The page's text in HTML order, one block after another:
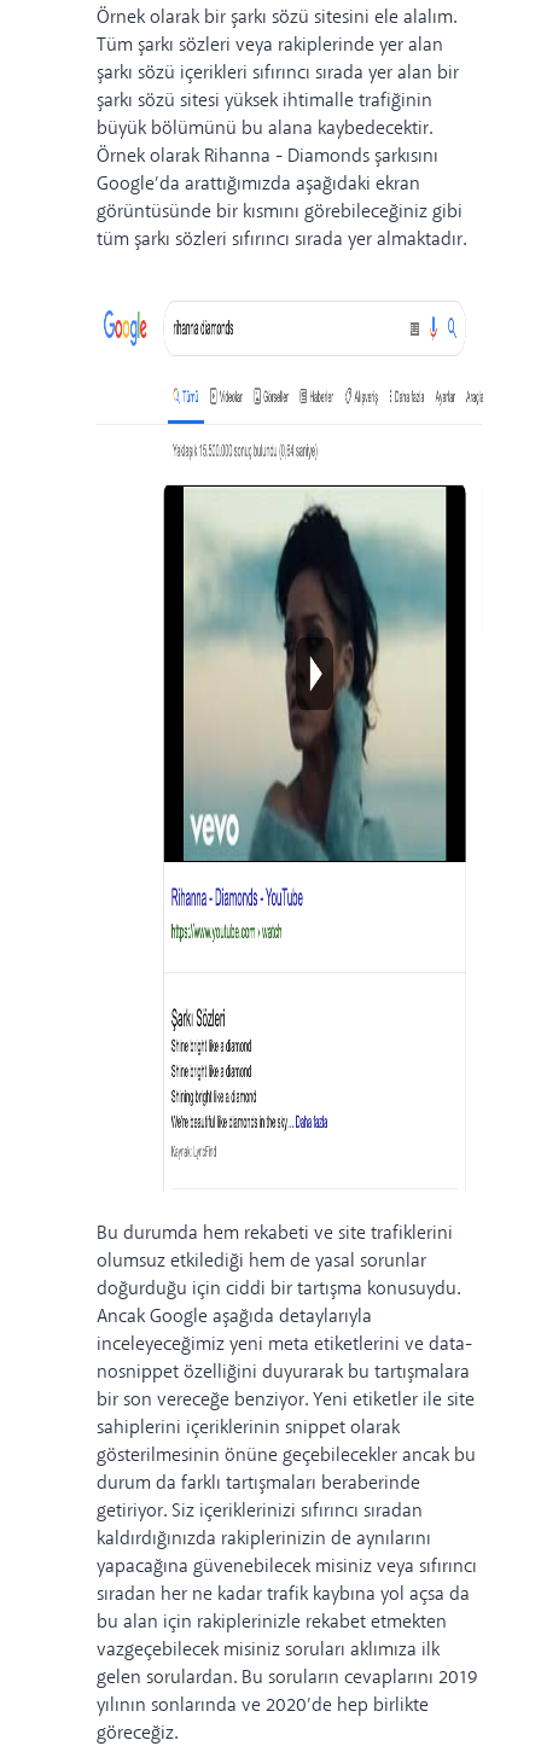
Örnek olarak bir şarkı sözü sitesini ele alalım.
Tüm şarkı sözleri veya rakiplerinde yer alan
şarkı sözü içerikleri sıfırıncı sırada yer alan bir
şarkı sözü sitesi yüksek ihtimalle trafiğinin
büyük bölümünü bu alana kaybedecektir.
Örnek olarak Rihanna - Diamonds şarkısını
Google’da arattığımızda aşağıdaki ekran
görüntüsünde bir kısmını görebileceğiniz gibi
tüm şarkı sözleri sıfırıncı sırada yer almaktadır.
Bu durumda hem rekabeti ve site trafiklerini
olumsuz etkilediği hem de yasal sorunlar
doğurduğu için ciddi bir tartışma konusuydu.
Ancak Google aşağıda detaylarıyla
inceleyeceğimiz yeni meta etiketlerini ve data-
nosnippet özelliğini duyurarak bu tartışmalara
bir son vereceğe benziyor.Yeni etiketler ile site
sahiplerini içeriklerinin snippet olarak
gösterilmesinin önüne geçebilecekler ancak bu
durum da farklı tartışmaları beraberinde
getiriyor.Siz içeriklerinizi sıfırıncı sıradan
kaldırdığınızda rakiplerinizin de aynılarını
yapacağına güvenebilecek misiniz veya sıfırıncı
sıradan her ne kadar trafik kaybına yol açsa da
bu alan için rakiplerinizle rekabet etmekten
vazgeçebilecek misiniz soruları aklımıza ilk
gelen sorulardan. Bu soruların cevaplarını 2019
yılının sonlarında ve 2020’de hep birlikte
göreceğiz.